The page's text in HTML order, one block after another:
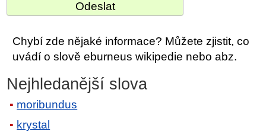
Chybí zde nějaké informace? Můžete zjistit, co
uvádí o slově eburneus wikipedie nebo abz.
Nejhledanější slova
moribundus
krystal